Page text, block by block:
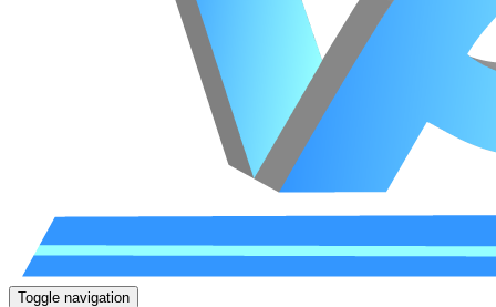
Toggle navigation